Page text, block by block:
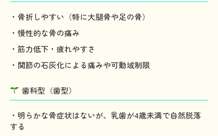
・骨折しやすい（特に大腿骨や足の骨）
・慢性的な骨の痛み
・筋力低下・疲れやすさ
・関節の石灰化による痛みや可動域制限
歯科型（歯型）
・明らかな骨症状はないが、乳歯が4歳未満で自然脱落
する